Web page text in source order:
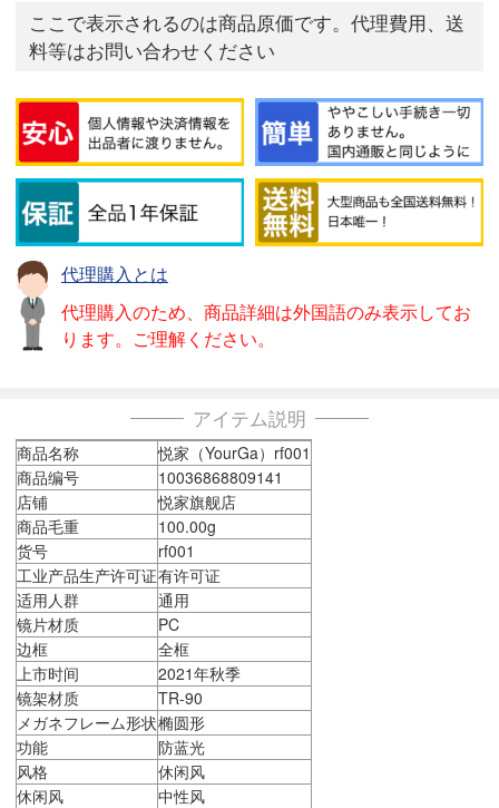
ここで表示されるのは商品原価です。代理費用、送
料等はお問い合わせください
代理購入とは
代理購入のため、商品詳細は外国語のみ表示してお
ります。ご理解ください。
アイテム説明
商品名称
悦家（YourGa）rf001
商品编号
10036868809141
店铺
悦家旗舰店
商品毛重
100.00g
货号
rf001
工业产品生产许可证有许可证
适用人群
通用
镜片材质
PC
边框
全框
上市时间
2021年秋季
镜架材质
TR-90
メガネフレーム形状椭圆形
功能
防蓝光
风格
休闲风
休闲风
中性风